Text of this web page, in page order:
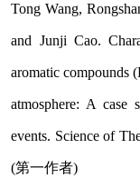
Tong Wang,
and Junji Cao.
aromatic compounds
atmosphere: A
events. Science of
(第一作者)